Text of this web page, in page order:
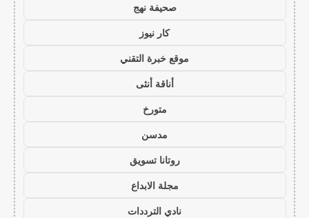
صحيفة نهج
كار نيوز
موقع خبرة التقني
أناقة أنثى
متورخ
مدسن
روتانا تسويق
مجلة الابداع
نادي الترددات